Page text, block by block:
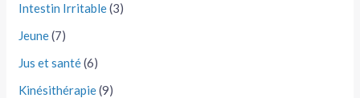
Intestin Irritable(3)
Jeune(7)
Jus et santé(6)
Kinésithérapie(9)